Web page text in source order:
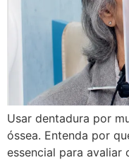
Usar dentadura por
óssea. Entenda por
essencial para avaliar